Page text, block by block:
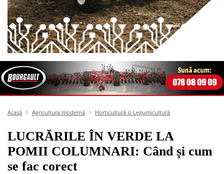
Acasă Agricultura modernă Horticultură și Legumicultură
LUCRĂRILE ÎN VERDE LA
POMII COLUMNARI: Când și cum
se fac corect